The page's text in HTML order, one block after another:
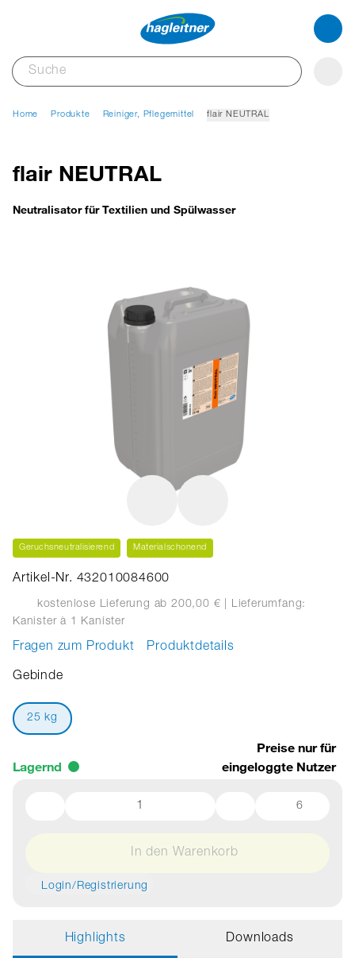
Home Produkte Reiniger, Pflegemittel flair NEUTRAL
flair NEUTRAL
Neutralisator für Textilien und Spülwasser
Geruchsneutralisierend Materialschonend
Artikel-Nr. 432010084600
kostenlose Lieferung ab 200,00 € | Lieferumfang:
Kanisterà 1 Kanister
Fragen zum Produkt Produktdetails
Gebinde
25 kg
Lagernd
Preise nur für
eingeloggte Nutzer
6
In den Warenkorb
Login/Registrierung
Highlights Downloads